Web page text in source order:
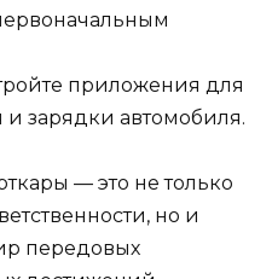
приложения для
зарядки автомобиля.
— это не только
но и
передовых